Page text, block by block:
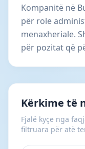
Kompanitë në
për role
menaxheriale.
për pozitat që
Kërkime të
Fjalë kyçe nga
filtruara për atë